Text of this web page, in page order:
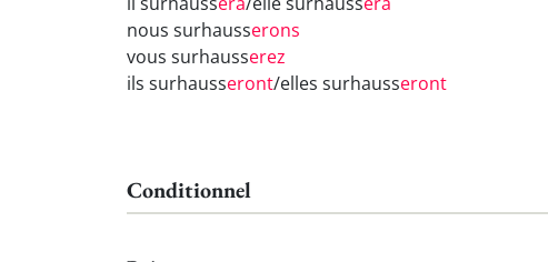
nous surhausserons
vous surhausserez
ils surhausseront/elles surhausseront
Conditionnel